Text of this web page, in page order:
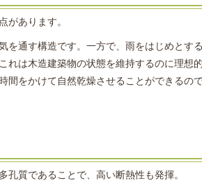
があります。
を通す構造です。一方で、雨をはじめとす
れは木造建築物の状態を維持するのに理想
間をかけて自然乾燥させることができるの
質であることで、高い断熱性も発揮。